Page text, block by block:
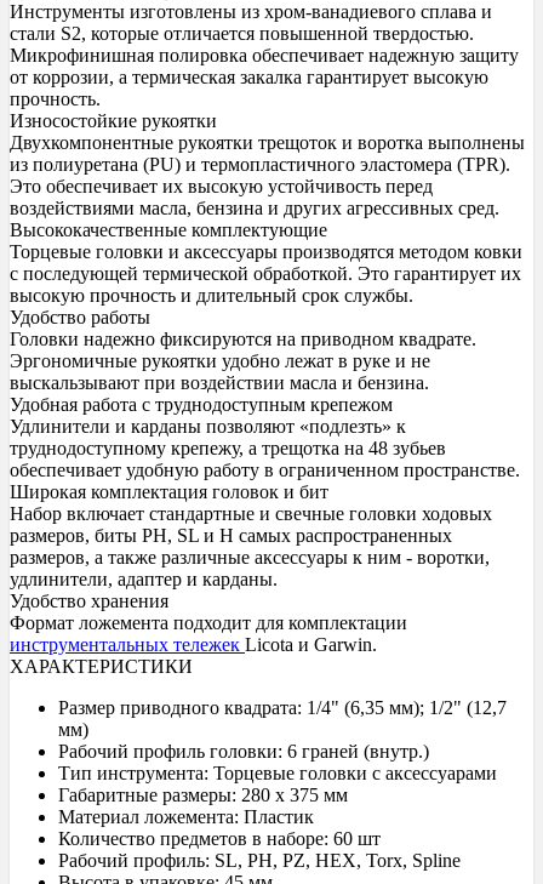
Инструменты изготовлены из хром-ванадиевого сплава и
стали S2, которые отличается повышенной твердостью.
Микрофинишная полировка обеспечивает надежную защиту
от коррозии, а термическая закалка гарантирует высокую
прочность.
Износостойкие рукоятки
Двухкомпонентные рукоятки трещоток и воротка выполнены
из полиуретана (PU) и термопластичного эластомера (TPR).
Это обеспечивает их высокую устойчивость перед
воздействиями масла, бензина и других агрессивных сред.
Высококачественные комплектующие
Торцевые головки и аксессуары производятся методом ковки
с последующей термической обработкой. Это гарантирует их
высокую прочность и длительный срок службы.
Удобство работы
Головки надежно фиксируются на приводном квадрате.
Эргономичные рукоятки удобно лежат в руке и не
выскальзывают при воздействии масла и бензина.
Удобная работа с труднодоступным крепежом
Удлинители и карданы позволяют «подлезть» к
труднодоступному крепежу, а трещотка на 48 зубьев
обеспечивает удобную работу в ограниченном пространстве.
Широкая комплектация головок и бит
Набор включает стандартные и свечные головки ходовых
размеров, биты PH, SL и H самых распространенных
размеров, а также различные аксессуары к ним - воротки,
удлинители, адаптер и карданы.
Удобство хранения
Формат ложемента подходит для комплектации
инструментальных тележек Licota и Garwin.
ХАРАКТЕРИСТИКИ
Размер приводного квадрата: 1/4" (6,35 мм); 1/2" (12,7
мм)
Рабочий профиль головки: 6 граней (внутр.)
Тип инструмента: Торцевые головки с аксессуарами
Габаритные размеры: 280 х 375 мм
Материал ложемента: Пластик
Количество предметов в наборе: 60 шт
Рабочий профиль: SL, PH, PZ, HEX, Torx, Spline